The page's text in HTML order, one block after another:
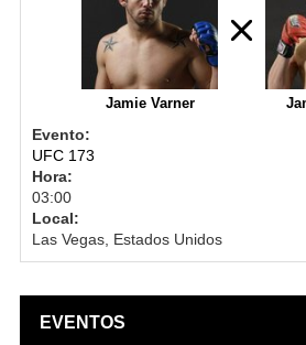
Jamie Varner
Evento:
UFC 173
Hora:
03:00
Local:
Las Vegas, Estados Unidos
EVENTOS